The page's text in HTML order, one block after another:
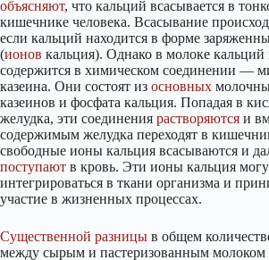
объясняют, что кальций всасывается в
кишечнике человека. Всасывание
если кальций находится в форме
(ионов кальция). Однако в молоке
содержится в химическом соединении —
казеина. Они состоят из основных
казеинов и фосфата кальция. Попадая в
желудка, эти соединения растворяются и
содержимым желудка переходят в
свободные ионы кальция всасываются и
поступают в кровь. Эти ионы кальция
интегрироваться в ткани организма и
участие в жизненных процессах.
Существенной разницы в общем
между сырым и пастеризованным молоком